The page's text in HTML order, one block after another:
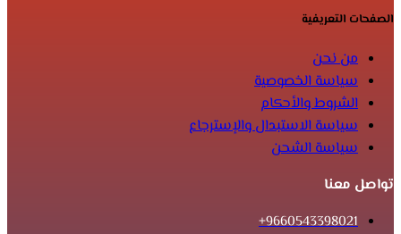
الصفحات التعريفية
من نحن
سياسة الخصوصية
الشروط والأحكام
سياسة الاستبدال والإسترجاع
سياسة الشحن
تواصل معنا
9660543398021+